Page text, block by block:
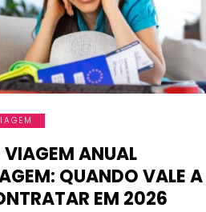
VIAGEM ANUAL
QUANDO VALE A
EM 2026
mundo e,
mais,
opção, é
você
nunca